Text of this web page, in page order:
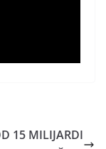
15 MILIJARDI